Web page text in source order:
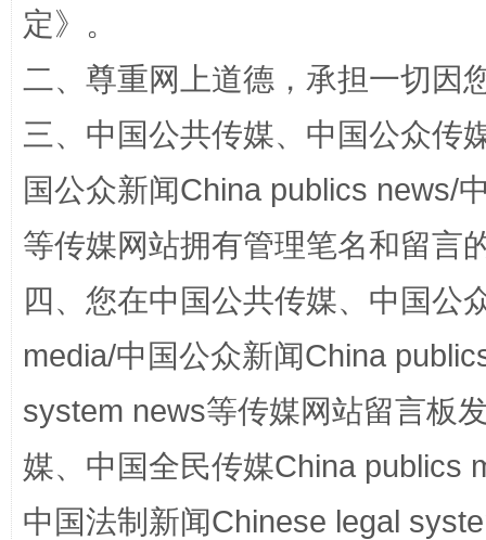
定》。
二、尊重网上道德，承担一切因
三、中国公共传媒、中国公众传
国公众新闻China publics news/
等传媒网站拥有管理笔名和留言
四、您在中国公共传媒、中国公
media/中国公众新闻China
system news等传媒网站留言板
媒、中国全民传媒China publics
中国法制新闻Chinese legal